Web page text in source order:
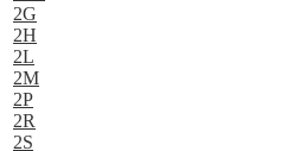
2G
2H
2L
2M
2P
2R
2S